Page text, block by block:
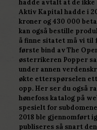
hadde avtalt at de
Aktiv Kapital hadde i
kroner og 430 000
kan også bestille
å finne sitatet må vi til
første bind av The
østerrikeren Popper
under annen
økte etterspørselen
opp. Her ser du også
hønefoss katalog på
spesielt for
2018 ble gjennomført
publiseres så snart